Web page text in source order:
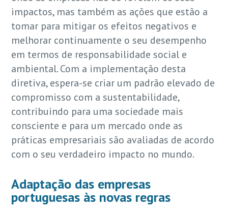
impactos, mas também as ações que estão a
tomar para mitigar os efeitos negativos e
melhorar continuamente o seu desempenho
em termos de responsabilidade social e
ambiental. Com a implementação desta
diretiva, espera-se criar um padrão elevado de
compromisso com a sustentabilidade,
contribuindo para uma sociedade mais
consciente e para um mercado onde as
práticas empresariais são avaliadas de acordo
com o seu verdadeiro impacto no mundo.
Adaptação das empresas
portuguesas às novas regras